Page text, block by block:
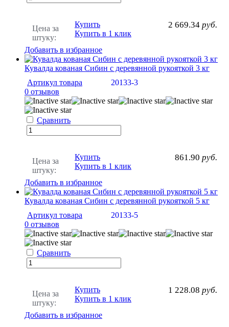
Цена за
штуку:
2 669.34 руб.
Купить
Купить в 1 клик
Добавить в избранное
Кувалда кованая Сибин с деревянной рукояткой 3 кг
Артикул товара
20133-3
0 отзывов
Сравнить
Цена за
штуку:
861.90 руб.
Купить
Купить в 1 клик
Добавить в избранное
Кувалда кованая Сибин с деревянной рукояткой 5 кг
Артикул товара
20133-5
0 отзывов
Сравнить
Цена за
штуку:
1 228.08 руб.
Купить
Купить в 1 клик
Добавить в избранное